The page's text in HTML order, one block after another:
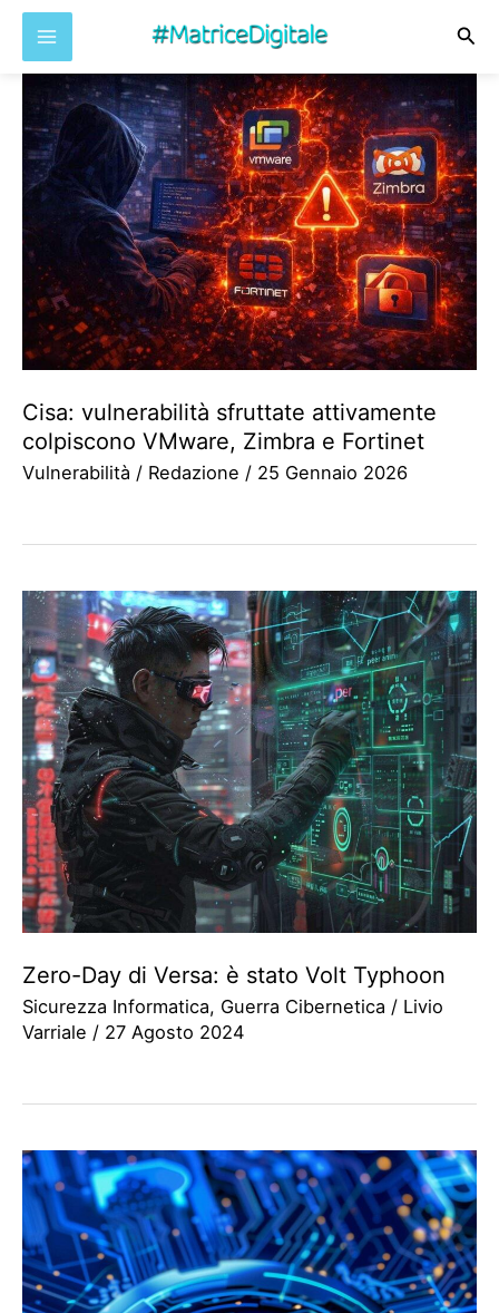
contenuto
Cisa: vulnerabilità sfruttate attivamente
colpiscono VMware, Zimbra e Fortinet
Vulnerabilità / Redazione / 25 Gennaio 2026
Zero-Day di Versa: è stato Volt Typhoon
Sicurezza Informatica, Guerra Cibernetica / Livio
Varriale / 27 Agosto 2024